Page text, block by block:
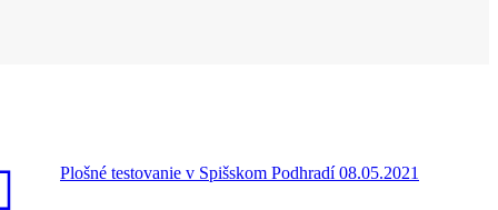
Plošné testovanie v Spišskom Podhradí 08.05.2021